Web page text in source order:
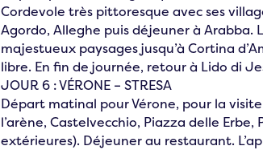
Cordevole très pittoresque avec ses
Agordo, Alleghe puis déjeuner à Arabba.
majestueux paysages jusqu’à Cortina
libre. En fin de journée, retour à Lido di
JOUR 6 : VÉRONE – STRESA
Départ matinal pour Vérone, pour la
l’arène, Castelvecchio, Piazza delle
extérieures). Déjeuner au restaurant.